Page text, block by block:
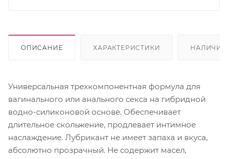
ОПИСАНИЕ ХАРАКТЕРИСТИКИ НАЛИЧИЕ
Универсальная трехкомпонентная формула для
вагинального или анального секса на гибридной
водно-силиконовой основе. Обеспечивает
длительное скольжение, продлевает интимное
наслаждение. Лубрикант не имеет запаха и вкуса,
абсолютно прозрачный. Не содержит масел,